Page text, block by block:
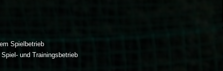
Spielbetrieb
und Trainingsbetrieb